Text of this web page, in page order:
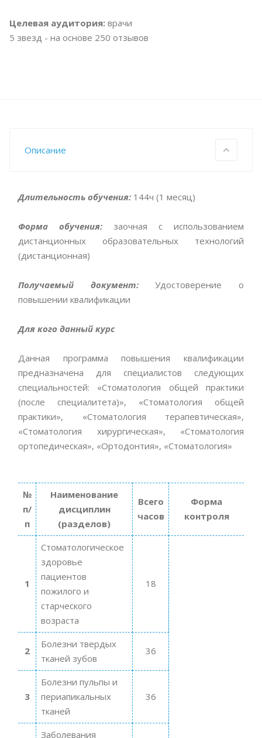
Целевая аудитория: врачи
5 звезд - на основе 250 отзывов
Описание
Длительность обучения: 144ч (1 месяц)
Форма обучения: заочная с использованием
дистанционных образовательных технологий
(дистанционная)
Получаемый документ:Удостоверение о
повышении квалификации
Для кого данный курс
Данная программа повышения квалификации
предназначена для специалистов следующих
специальностей: «Стоматология общей практики
(после специалитета)», «Стоматология общей
практики», «Стоматология терапевтическая»,
«Стоматология хирургическая», «Стоматология
ортопедическая», «Ортодонтия», «Стоматология»
№
п/
п
Наименование
дисциплин
(разделов)
Всего
часов
Форма
контроля
1
Стоматологическое
здоровье
пациентов
пожилого и
старческого
возраста
18
2
Болезни твердых
тканей зубов
36
3
Болезни пульпы и
периапикальных
тканей
36
Заболевания